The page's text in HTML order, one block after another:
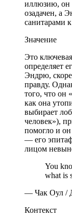
иллюзию, он
озадачен, а
санитарами
Значение
Это
определяет
Эндрю,
правду.
того, что он
как она
выбирает
человек»),
помогло и
— его
лицом
You
what is
— Чак Оул /
Контекст